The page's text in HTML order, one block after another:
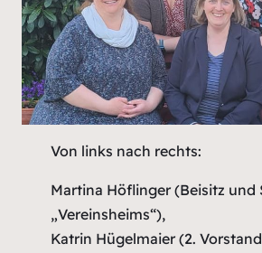
Von links nach rechts:
Martina Höflinger (Beisitz und
„Vereinsheims“),
Katrin Hügelmaier (2.